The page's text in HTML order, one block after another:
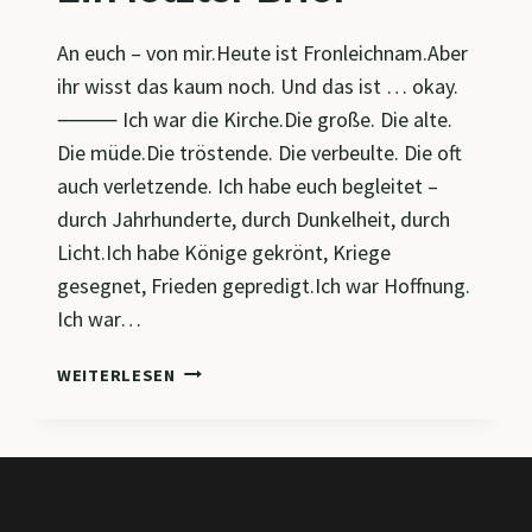
An euch – von mir.Heute ist Fronleichnam.Aber
ihr wisst das kaum noch. Und das ist … okay.
⸻ Ich war die Kirche.Die große. Die alte.
Die müde.Die tröstende. Die verbeulte. Die oft
auch verletzende. Ich habe euch begleitet –
durch Jahrhunderte, durch Dunkelheit, durch
Licht.Ich habe Könige gekrönt, Kriege
gesegnet, Frieden gepredigt.Ich war Hoffnung.
Ich war…
WEITERLESEN EIN